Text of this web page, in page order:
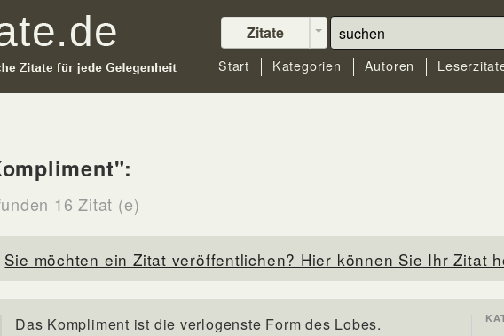
Zitate
Start Kategorien Autoren
16 Zitat (e)
Sie möchten ein Zitat veröffentlichen? Hier können Sie Ihr Zitat
Das Kompliment ist die verlogenste Form des Lobes.